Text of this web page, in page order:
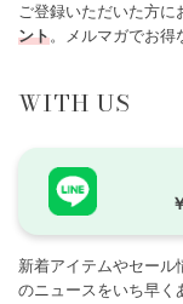
ご登録いただいた方に
ント。メルマガでお得
WITH US
新着アイテムやセール
のニュースをいち早く